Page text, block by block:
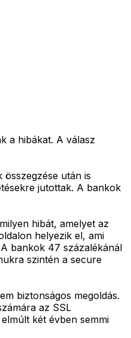
a hibákat. A válasz
után is
jutottak. A bankok
hibát, amelyet az
helyezik el, ami
bankok 47 százalékánál
szintén a secure
biztonságos megoldás.
az SSL
két évben semmi